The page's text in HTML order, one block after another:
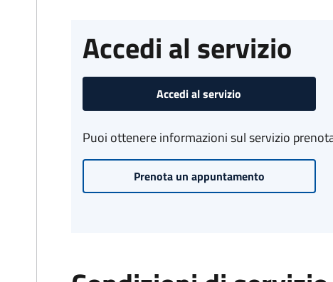
Accedi al servizio
Accedi al servizio
Puoi ottenere informazioni sul servizio
Prenota un appuntamento